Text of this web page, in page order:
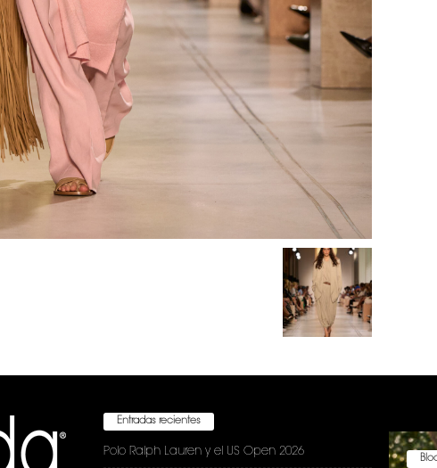
Entradas recientes
Polo Ralph Lauren y el US Open 2026